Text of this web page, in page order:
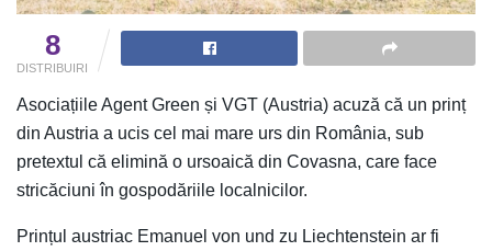
8
DISTRIBUIRI
Asociațiile Agent Green și VGT (Austria) acuză că un prinț
din Austria a ucis cel mai mare urs din România, sub
pretextul că elimină o ursoaică din Covasna, care face
stricăciuni în gospodăriile localnicilor.
Prințul austriac Emanuel von und zu Liechtenstein ar fi